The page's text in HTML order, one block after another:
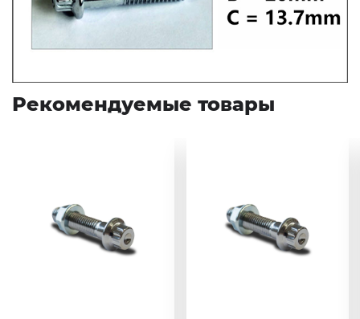
Рекомендуемые товары